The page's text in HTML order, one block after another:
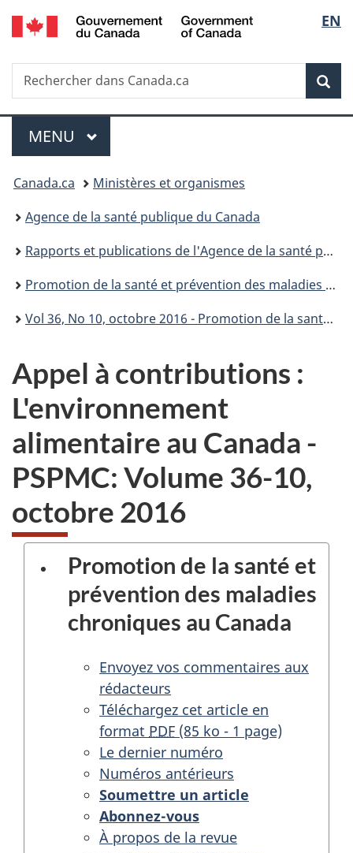
Passer
au
principal
Passer
à
Au
du
Passer
à
version
simplifiée
de
la
EN
Recherche
Rechercher
dans
Menu
MENU PRINCIPAL
Vous
êtes
ici :
Canada.ca
Ministères et organismes
Agence de la santé publique du Canada
Rapports et publications de l'Agence de la santé publique du Canada
Promotion de la santé et prévention des maladies chroniques au Canada : Recherche, politiques et pratiques
Vol 36, No 10, octobre 2016 - Promotion de la santé et prévention des maladies chroniques au Canada : Recherche, politiques et pratiques
Appel à contributions :
L'environnement
alimentaire au Canada -
PSPMC: Volume 36-10,
octobre 2016
Promotion de la santé et
prévention des maladies
chroniques au Canada
Envoyez vos commentaires aux
rédacteurs
Autres
publications
de
l'ASPC
Téléchargez cet article en
format PDF (85 ko - 1 page)
Le dernier numéro
Numéros antérieurs
Soumettre un article
Abonnez-vous
À propos de la revue